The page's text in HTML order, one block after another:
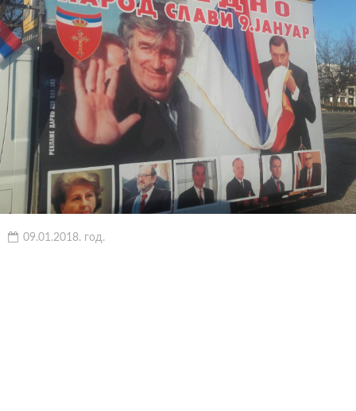
09.01.2018. год.